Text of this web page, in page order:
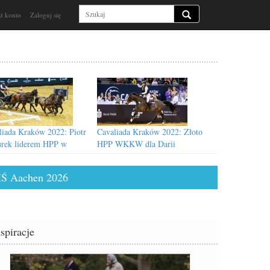
konto Zaloguj się
Kraków 2022: Piotr
liderem HPP w
Cavaliada Kraków 2022: Złoto
HPP WKKW dla Darii
Aachen 2026